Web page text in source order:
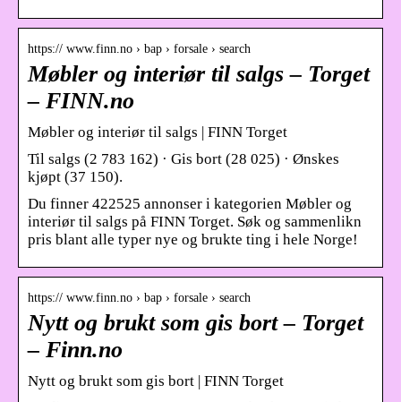
https:// www.finn.no › bap › forsale › search
Møbler og interiør til salgs – Torget
– FINN.no
Møbler og interiør til salgs | FINN Torget
Til salgs (2 783 162) · Gis bort (28 025) · Ønskes
kjøpt (37 150).
Du finner 422525 annonser i kategorien Møbler og
interiør til salgs på FINN Torget. Søk og sammenlikn
pris blant alle typer nye og brukte ting i hele Norge!
https:// www.finn.no › bap › forsale › search
Nytt og brukt som gis bort – Torget
– Finn.no
Nytt og brukt som gis bort | FINN Torget